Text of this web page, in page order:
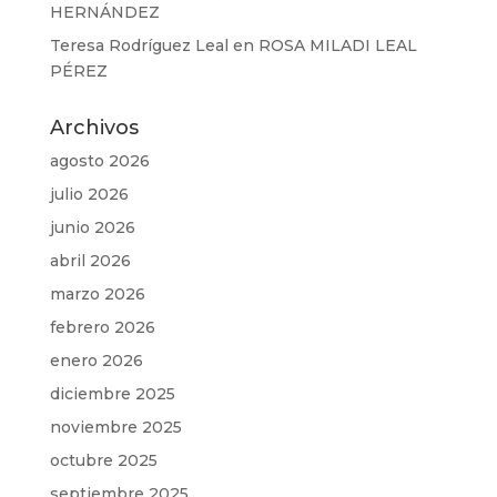
HERNÁNDEZ
Teresa Rodríguez Leal en ROSA MILADI LEAL
PÉREZ
Archivos
agosto 2026
julio 2026
junio 2026
abril 2026
marzo 2026
febrero 2026
enero 2026
diciembre 2025
noviembre 2025
octubre 2025